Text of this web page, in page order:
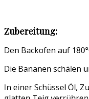
Zubereitung:
Den Backofen auf
Die Bananen schälen
In einer Schüssel Öl,